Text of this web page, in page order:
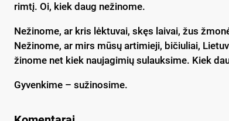
rimtį. Oi, kiek daug nežinome.
Nežinome, ar kris lėktuvai, skęs laivai, žus
Nežinome, ar mirs mūsų artimieji, bičiuliai,
žinome net kiek naujagimių sulauksime. Kiek
Gyvenkime – sužinosime.